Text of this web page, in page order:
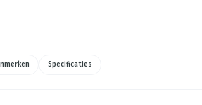
Specificaties